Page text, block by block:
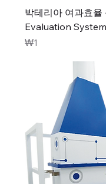
박테리아 여과효율
Evaluation
가격
₩1